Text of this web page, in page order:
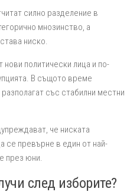
силно разделение в
мнозинство, а
ниско.
нови политически лица и по-
В същото време
със стабилни местни
че ниската
се превърне в един от най-
през юни.
след изборите?